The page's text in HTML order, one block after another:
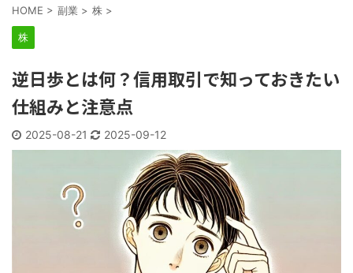
HOME > 副業 > 株 >
株
逆日歩とは何？信用取引で知っておきたい
仕組みと注意点
2025-08-21 2025-09-12